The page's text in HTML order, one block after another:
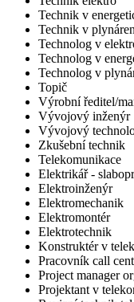
Technik v
Technik v
Technolog v
Technolog v
Technolog v
Topič
Výrobní ředitel/
Vývojový inženýr
Vývojový
Zkušební technik
Telekomunikace
Elektrikář -
Elektroinženýr
Elektromechanik
Elektromontér
Elektrotechnik
Konstruktér v
Pracovník call
Project manager
Projektant v